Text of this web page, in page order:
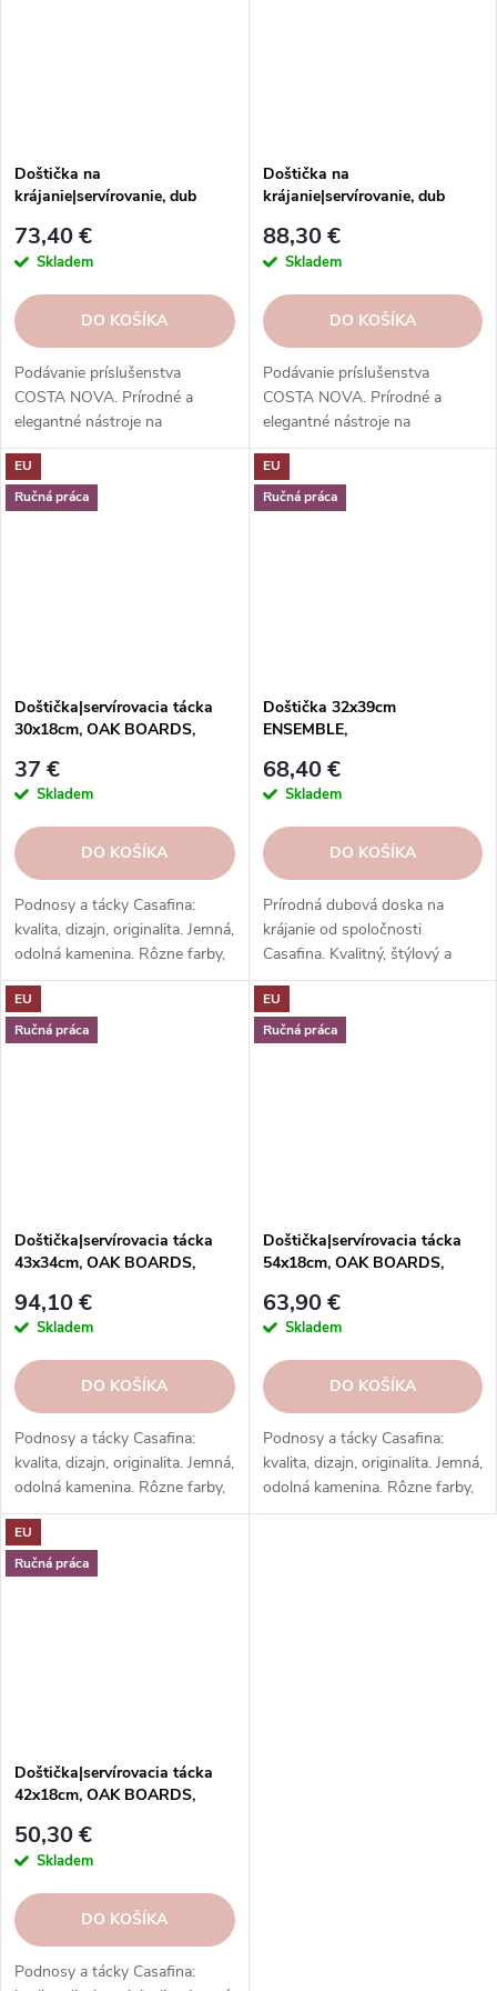
Doštička na
krájanie|servírovanie, dub
wood|Costa Nova
73,40 €
Skladem
DO KOŠÍKA
Podávanie príslušenstva
COSTA NOVA. Prírodné a
elegantné nástroje na
servírovanie jedla.
Vysokokvalitné, odolné a ľahko
sa čistia.
Doštička na
krájanie|servírovanie, dub
wood|Costa Nova
88,30 €
Skladem
DO KOŠÍKA
Podávanie príslušenstva
COSTA NOVA. Prírodné a
elegantné nástroje na
servírovanie jedla.
Vysokokvalitné, odolné a ľahko
sa čistia.
EU
Ručná práca
Doštička|servírovacia tácka
30x18cm, OAK BOARDS,
37 €
Skladem
DO KOŠÍKA
Podnosy a tácky Casafina:
kvalita, dizajn, originalita. Jemná,
odolná kamenina. Rôzne farby,
vzory, tvary.
EU
Ručná práca
Doštička 32x39cm
ENSEMBLE,
68,40 €
Skladem
DO KOŠÍKA
Prírodná dubová doska na
krájanie od spoločnosti
Casafina. Kvalitný, štýlový a
moderný dizajn do každej
kuchyne
EU
Ručná práca
Doštička|servírovacia tácka
43x34cm, OAK BOARDS,
94,10 €
Skladem
DO KOŠÍKA
Podnosy a tácky Casafina:
kvalita, dizajn, originalita. Jemná,
odolná kamenina. Rôzne farby,
vzory, tvary.
EU
Ručná práca
Doštička|servírovacia tácka
54x18cm, OAK BOARDS,
63,90 €
Skladem
DO KOŠÍKA
Podnosy a tácky Casafina:
kvalita, dizajn, originalita. Jemná,
odolná kamenina. Rôzne farby,
vzory, tvary.
EU
Ručná práca
Doštička|servírovacia tácka
42x18cm, OAK BOARDS,
50,30 €
Skladem
DO KOŠÍKA
Podnosy a tácky Casafina: